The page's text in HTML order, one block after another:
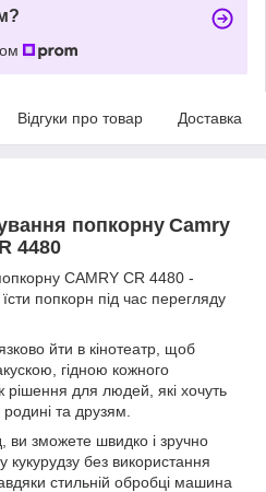
Відгуки про товар Доставка
попкорну Camry
4480
CAMRY CR 4480 -
попкорн під час перегляду
йти в кінотеатр, щоб
гідною кожного
рішення для людей, які хочуть
та друзям.
ви зможете швидко і зручно
кукурудзу без використання
стильній обробці машина